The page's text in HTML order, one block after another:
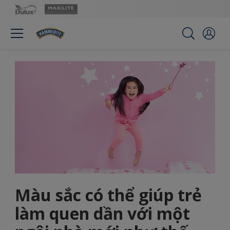
Màu sắc có thể giúp trẻ
làm quen dần với một